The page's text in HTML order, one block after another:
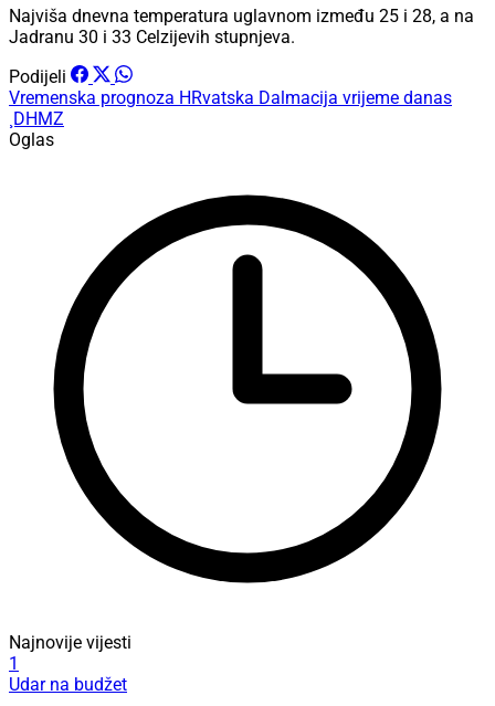
Najviša dnevna temperatura uglavnom između 25 i 28, a na
Jadranu 30 i 33 Celzijevih stupnjeva.
Podijeli
Vremenska prognoza HRvatska Dalmacija vrijeme danas
¸DHMZ
Oglas
Najnovije vijesti
1
Udar na budžet